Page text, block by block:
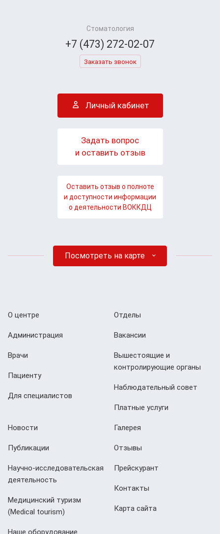
Стоматология
+7 (473) 272-02-07
Заказать звонок
Личный кабинет
Задать вопрос
и оставить отзыв
Оставить отзыв о полноте
и доступности информации
о деятельности ВОККДЦ
Посмотреть на карте
О центре
Администрация
Врачи
Пациенту
Для специалистов
Отделы
Вакансии
Вышестоящие и
контролирующие органы
Наблюдательный совет
Платные услуги
Новости
Публикации
Научно-исследовательская
деятельность
Медицинский туризм
(Мedical tourism)
Наше оборудование
Галерея
Отзывы
Прейскурант
Контакты
Карта сайта